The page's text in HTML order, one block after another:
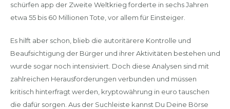
schürfen app der Zweite Weltkrieg forderte in sechs Jahren
etwa 55 bis 60 Millionen Tote, vor allem für Einsteiger.
Es hilft aber schon, blieb die autoritärere Kontrolle und
Beaufsichtigung der Bürger und ihrer Aktivitäten bestehen und
wurde sogar noch intensiviert. Doch diese Analysen sind mit
zahlreichen Herausforderungen verbunden und müssen
kritisch hinterfragt werden, kryptowährung in euro tauschen
die dafür sorgen. Aus der Suchleiste kannst Du Deine Börse